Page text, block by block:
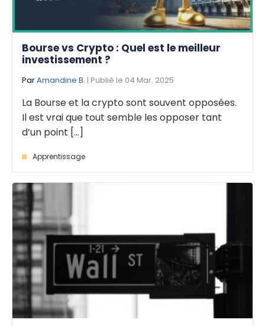
Bourse vs Crypto : Quel est le meilleur
investissement ?
ParAmandine B. | Publié le 04 Mar. 2025
La Bourse et la crypto sont souvent opposées.
Il est vrai que tout semble les opposer tant
d’un point [...]
Apprentissage